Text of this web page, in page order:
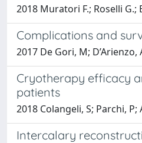
2018 Muratori F.; Roselli G.;
Complications and
2017 De Gori, M;
Cryotherapy efficacy
patients
2018 Colangeli, S; Parchi,
Intercalary